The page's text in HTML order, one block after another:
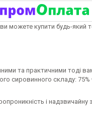
ви можете купити будь-
та практичними тоді
сировинного складу: 75%
і надзвичайну